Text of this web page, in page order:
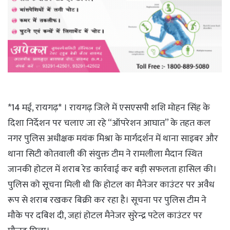
*14 मई, रायगढ़* । रायगढ़ जिले में एसएसपी शशि मोहन सिंह के
दिशा निर्देशन पर चलाए जा रहे “ऑपरेशन आघात” के तहत कल
नगर पुलिस अधीक्षक मयंक मिश्रा के मार्गदर्शन में थाना साइबर और
थाना सिटी कोतवाली की संयुक्त टीम ने रामलीला मैदान स्थित
जानकी होटल में शराब रेड कार्रवाई कर बड़ी सफलता हासिल की।
पुलिस को सूचना मिली थी कि होटल का मैनेजर काउंटर पर अवैध
रूप से शराब रखकर बिक्री कर रहा है। सूचना पर पुलिस टीम ने
मौके पर दबिश दी, जहां होटल मैनेजर सुरेन्द्र पटेल काउंटर पर